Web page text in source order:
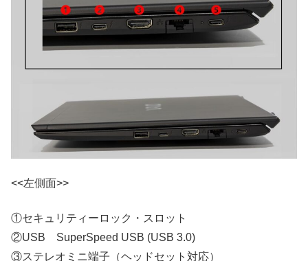
<<左側面>>
①セキュリティーロック・スロット
②USB SuperSpeed USB (USB 3.0)
③ステレオミニ端子（ヘッドセット対応）